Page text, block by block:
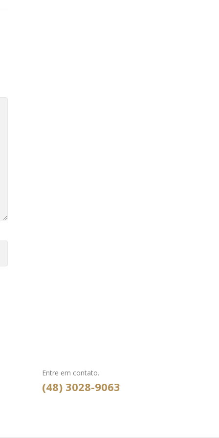
Entre em contato.
(48) 3028-9063